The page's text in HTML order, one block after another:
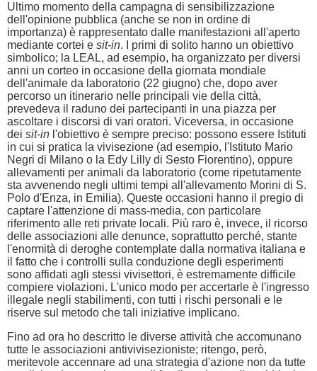
Ultimo momento della campagna di sensibilizzazione
dell'opinione pubblica (anche se non in ordine di
importanza) è rappresentato dalle manifestazioni all'aperto
mediante cortei e sit-in. I primi di solito hanno un obiettivo
simbolico; la LEAL, ad esempio, ha organizzato per diversi
anni un corteo in occasione della giornata mondiale
dell'animale da laboratorio (22 giugno) che, dopo aver
percorso un itinerario nelle principali vie della città,
prevedeva il raduno dei partecipanti in una piazza per
ascoltare i discorsi di vari oratori. Viceversa, in occasione
dei sit-in l'obiettivo è sempre preciso: possono essere Istituti
in cui si pratica la vivisezione (ad esempio, l'Istituto Mario
Negri di Milano o la Edy Lilly di Sesto Fiorentino), oppure
allevamenti per animali da laboratorio (come ripetutamente
sta avvenendo negli ultimi tempi all'allevamento Morini di S.
Polo d'Enza, in Emilia). Queste occasioni hanno il pregio di
captare l'attenzione di mass-media, con particolare
riferimento alle reti private locali. Più raro è, invece, il ricorso
delle associazioni alle denunce, soprattutto perché, stante
l'enormità di deroghe contemplate dalla normativa italiana e
il fatto che i controlli sulla conduzione degli esperimenti
sono affidati agli stessi vivisettori, è estremamente difficile
compiere violazioni. L'unico modo per accertarle è l'ingresso
illegale negli stabilimenti, con tutti i rischi personali e le
riserve sul metodo che tali iniziative implicano.
Fino ad ora ho descritto le diverse attività che accomunano
tutte le associazioni antivivisezioniste; ritengo, però,
meritevole accennare ad una strategia d'azione non da tutte